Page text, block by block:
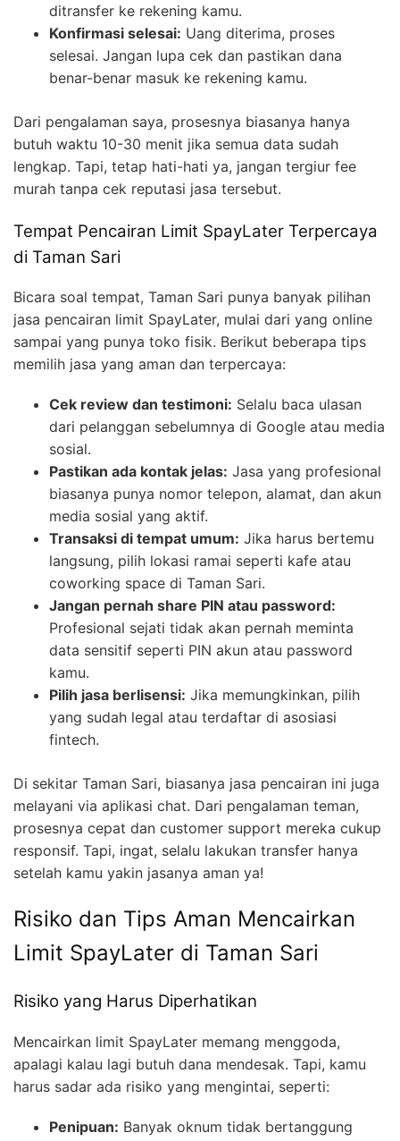
ditransfer ke rekening kamu.
Konfirmasi selesai: Uang diterima, proses
selesai. Jangan lupa cek dan pastikan dana
benar-benar masuk ke rekening kamu.
Dari pengalaman saya, prosesnya biasanya hanya
butuh waktu 10-30 menit jika semua data sudah
lengkap. Tapi, tetap hati-hati ya, jangan tergiur fee
murah tanpa cek reputasi jasa tersebut.
Tempat Pencairan Limit SpayLater Terpercaya
di Taman Sari
Bicara soal tempat, Taman Sari punya banyak pilihan
jasa pencairan limit SpayLater, mulai dari yang online
sampai yang punya toko fisik. Berikut beberapa tips
memilih jasa yang aman dan terpercaya:
Cek review dan testimoni: Selalu baca ulasan
dari pelanggan sebelumnya di Google atau media
sosial.
Pastikan ada kontak jelas: Jasa yang profesional
biasanya punya nomor telepon, alamat, dan akun
media sosial yang aktif.
Transaksi di tempat umum: Jika harus bertemu
langsung, pilih lokasi ramai seperti kafe atau
coworking space di Taman Sari.
Jangan pernah share PIN atau password:
Profesional sejati tidak akan pernah meminta
data sensitif seperti PIN akun atau password
kamu.
Pilih jasa berlisensi: Jika memungkinkan, pilih
yang sudah legal atau terdaftar di asosiasi
fintech.
Di sekitar Taman Sari, biasanya jasa pencairan ini juga
melayani via aplikasi chat. Dari pengalaman teman,
prosesnya cepat dan customer support mereka cukup
responsif. Tapi, ingat, selalu lakukan transfer hanya
setelah kamu yakin jasanya aman ya!
Risiko dan Tips Aman Mencairkan
Limit SpayLater di Taman Sari
Risiko yang Harus Diperhatikan
Mencairkan limit SpayLater memang menggoda,
apalagi kalau lagi butuh dana mendesak. Tapi, kamu
harus sadar ada risiko yang mengintai, seperti:
Penipuan: Banyak oknum tidak bertanggung